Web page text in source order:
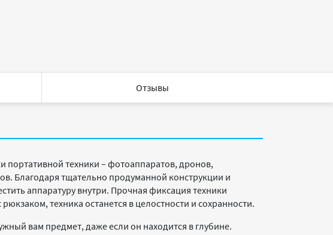
Отзывы
портативной техники – фотоаппаратов, дронов,
Благодаря тщательно продуманной конструкции и
аппаратуру внутри. Прочная фиксация техники
техника останется в целостности и сохранности.
вам предмет, даже если он находится в глубине.